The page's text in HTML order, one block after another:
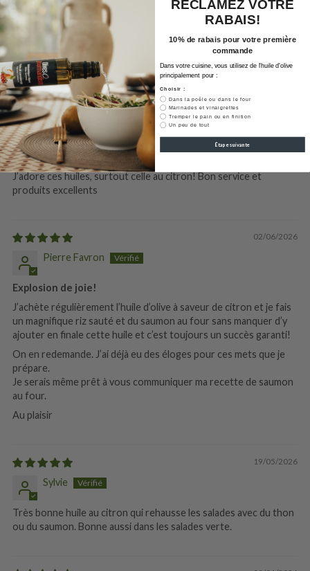
Sort by
Guylaine Jobin
Huile d’olive - citron mon basique
J’adore ces huiles, surtout celle au citron! Bon service et
produits excellents
02/06/2026
Pierre Favron
Explosion de joie!
J’achète régulièrement l’huile d’olive à saveur de citron et je fais
un magnifique riz sauté et du saumon au four sans manquer d’y
ajouter en finale cette huile et c’est toujours un succès garanti!
On en redemande. J’ai déjà eu des éloges pour ces mets que je
prépare.
Je serais même prêt à vous communiquer ma recette de saumon
au four.
Au plaisir
19/05/2026
Sylvie
Très bonne huile au citron qui rehausse les salades avec du thon
ou du saumon. Bonne aussi dans les salades verte.
RÉCLAMEZ VOTRE
RABAIS!
10% de rabais pour votre première
commande
Dans votre cuisine, vous utilisez de l'huile d'olive
principalement pour :
Choisir :
Dans la poêle ou dans le four
Marinades et vinaigrettes
Tremper le pain ou en finition
Un peu de tout
Étape suivante